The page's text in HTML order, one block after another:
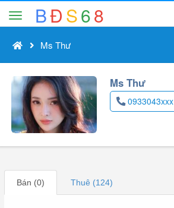
BĐS68
Ms Thư
Ms Thư
0933043xxx
Bán (0) Thuê (124)